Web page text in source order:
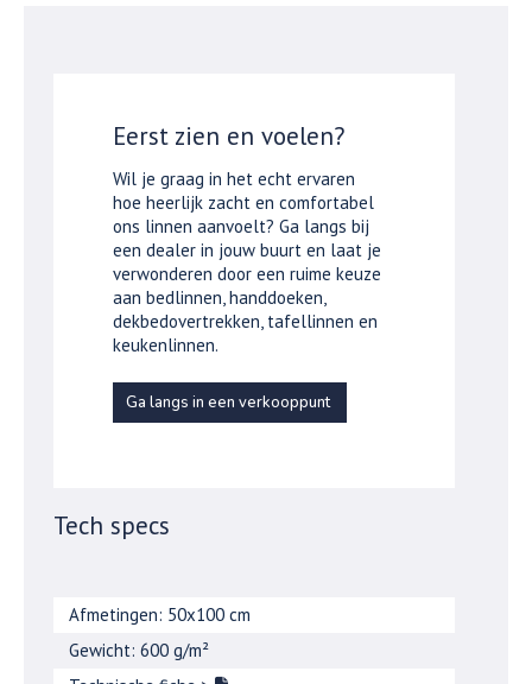
Eerst zien en voelen?
Wil je graag in het echt ervaren
hoe heerlijk zacht en comfortabel
ons linnen aanvoelt? Ga langs bij
een dealer in jouw buurt en laat je
verwonderen door een ruime keuze
aan bedlinnen, handdoeken,
dekbedovertrekken, tafellinnen en
keukenlinnen.
Ga langs in een verkooppunt
Tech specs
Afmetingen: 50x100 cm
Gewicht: 600 g/m²